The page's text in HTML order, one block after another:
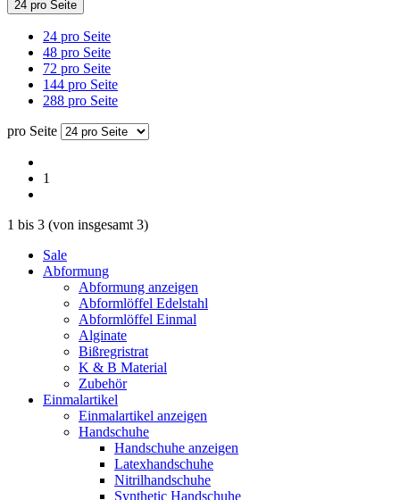
24 pro Seite
24 pro Seite
48 pro Seite
72 pro Seite
144 pro Seite
288 pro Seite
pro Seite
1
1 bis 3 (von insgesamt 3)
Sale
Abformung
Abformung anzeigen
Abformlöffel Edelstahl
Abformlöffel Einmal
Alginate
Bißregristrat
K & B Material
Zubehör
Einmalartikel
Einmalartikel anzeigen
Handschuhe
Handschuhe anzeigen
Latexhandschuhe
Nitrilhandschuhe
Synthetic Handschuhe